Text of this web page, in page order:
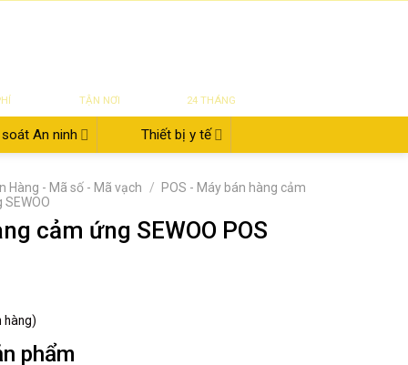
TẬN NƠI
24 THÁNG
An ninh Thiết bị y tế
Hàng - Mã số - Mã vạch /
POS - Máy bán hàng cảm
cảm ứng SEWOO POS
hàng)
phẩm